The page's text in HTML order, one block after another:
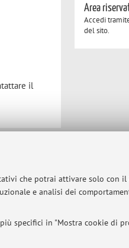
che potrai attivare solo con il
e analisi dei
specifici in "Mostra cookie di
il
Area
Accedi
del sito.